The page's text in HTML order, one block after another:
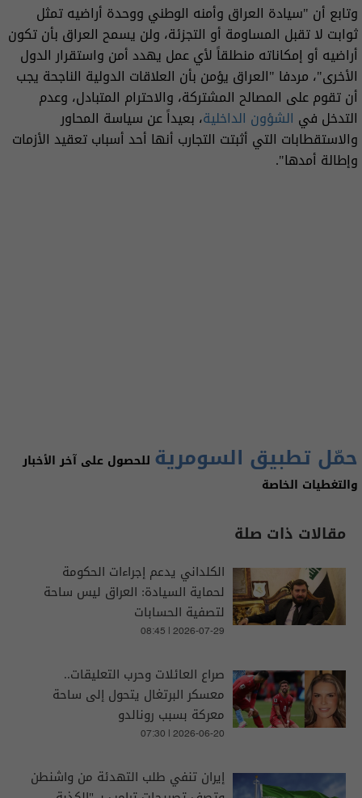
وتابع أن "سيادة العراق وأمنه الوطني ووحدة أراضيه تمثل
ثوابت لا تقبل المساومة أو التجزئة، ولن يسمح العراق بأن تكون
أراضيه أو إمكاناته منطلقاً لأي عمل يهدد أمن واستقرار الدول
الأخرى"، مردفا "العراق يؤمن بأن العلاقات الدولية الناجحة يجب
أن تقوم على المصالح المشتركة، والاحترام المتبادل، وعدم
التدخل في الشؤون الداخلية، بعيداً عن سياسة المحاور
والاستقطابات التي أثبتت التجارب أنها أحد أسباب تعقيد الأزمات
وإطالة أمدها".
حمّل تطبيق السومرية للحصول على آخر الأخبار
والتغطيات الخاصة
مقالات ذات صلة
الكلداني يدعم إجراءات الحكومة
لحماية السيادة: العراق ليس ساحة
لتصفية الحسابات
08:45 | 2026-07-29
صراع العائلات وحرب التعليقات..
معسكر البرتغال يتحول إلى ساحة
معركة بسبب رونالدو
07:30 | 2026-06-20
إيران تنفي طلب التهدئة من واشنطن